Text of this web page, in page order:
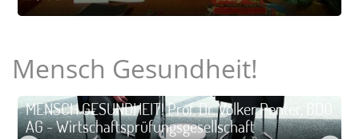
Mensch Gesundheit!
MENSCH GESUNDHEIT! Prof. Dr. Volker Penter, BDO
AG - Wirtschaftsprüfungsgesellschaft